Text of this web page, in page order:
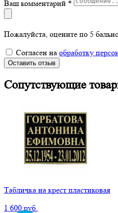
Ваш комментарий *
Пожалуйста, оцените по 5
Согласен на обработку
Оставить отзыв
Сопутствующие
Табличка на крест пластиковая
1 600 руб.